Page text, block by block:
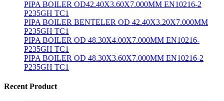
PIPA BOILER OD42.40X3.60X7.000MM EN10216-2
P235GH TC1
PIPA BOILER BENTELER OD 42.40X3.20X7.000MM
P235GH TC1
PIPA BOILER OD 48.30X4.00X7.000MM EN10216-
P235GH TC1
PIPA BOILER OD 48.30X3.60X7.000MM EN10216-2
P235GH TC1
Recent Product